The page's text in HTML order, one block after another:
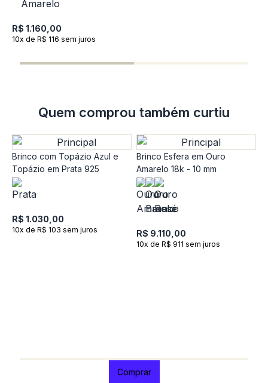
R$ 1.160,00
10x de R$ 116 sem juros
Quem comprou também curtiu
Brinco com Topázio Azul e
Topázio em Prata 925
R$ 1.030,00
10x de R$ 103 sem juros
Brinco Esfera em Ouro
Amarelo 18k - 10 mm
R$ 9.110,00
10x de R$ 911 sem juros
Comprar